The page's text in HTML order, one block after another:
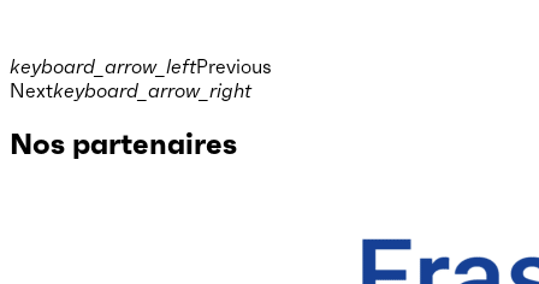
keyboard_arrow_leftPrevious
Nextkeyboard_arrow_right
Nos partenaires